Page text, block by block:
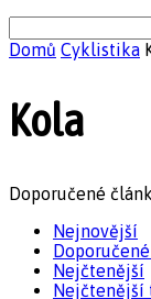
Domů Cyklistika
Kola
Doporučené
Nejnovější
Nejčtenější
Nejčtenější